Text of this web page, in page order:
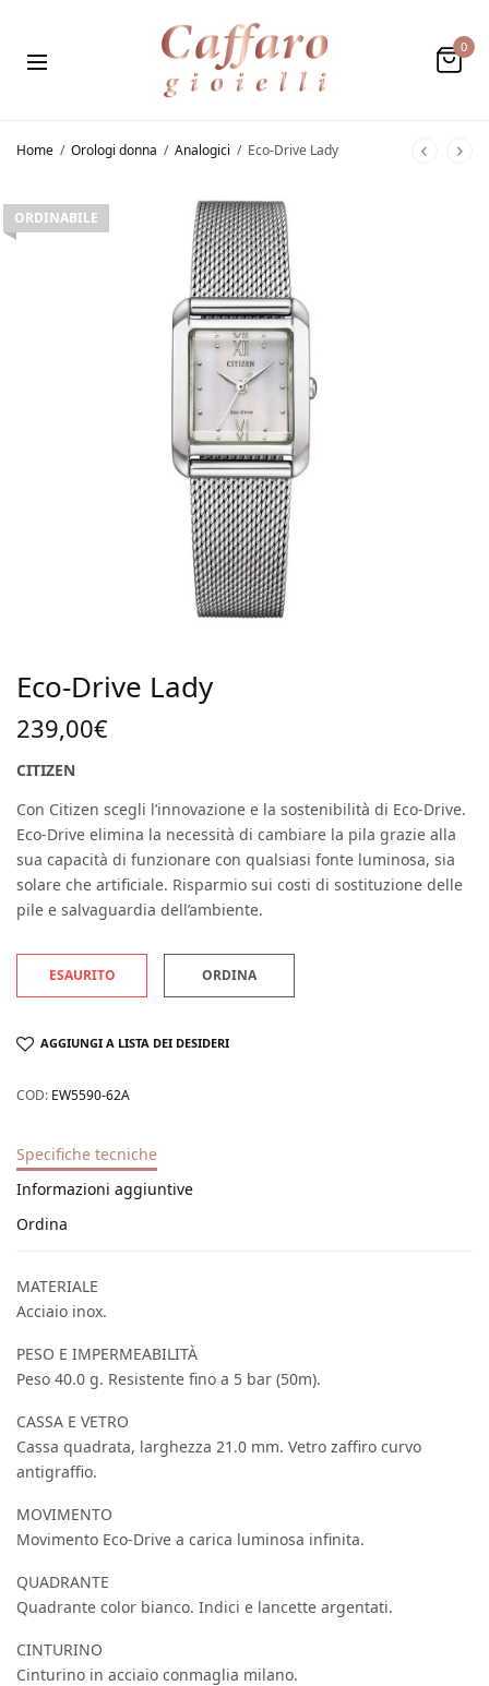
0
Home / Orologi donna / Analogici / Eco-Drive Lady
ORDINABILE
Eco-Drive Lady
239,00€
CITIZEN
Con Citizen scegli l’innovazione e la sostenibilità di Eco-Drive.
Eco-Drive elimina la necessità di cambiare la pila grazie alla
sua capacità di funzionare con qualsiasi fonte luminosa, sia
solare che artificiale. Risparmio sui costi di sostituzione delle
pile e salvaguardia dell’ambiente.
ESAURITO ORDINA
AGGIUNGI A LISTA DEI DESIDERI
COD: EW5590-62A
Specifiche tecniche
Informazioni aggiuntive
Ordina
MATERIALE
Acciaio inox.
PESO E IMPERMEABILITÀ
Peso 40.0 g. Resistente fino a 5 bar (50m).
CASSA E VETRO
Cassa quadrata, larghezza 21.0 mm. Vetro zaffiro curvo
antigraffio.
MOVIMENTO
Movimento Eco-Drive a carica luminosa infinita.
QUADRANTE
Quadrante color bianco. Indici e lancette argentati.
CINTURINO
Cinturino in acciaio conmaglia milano.